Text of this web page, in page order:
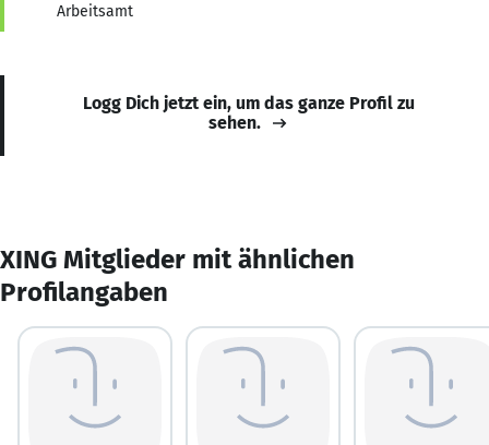
Arbeitsamt
Logg Dich jetzt ein, um das ganze Profil zu
sehen.
XING Mitglieder mit ähnlichen
Profilangaben